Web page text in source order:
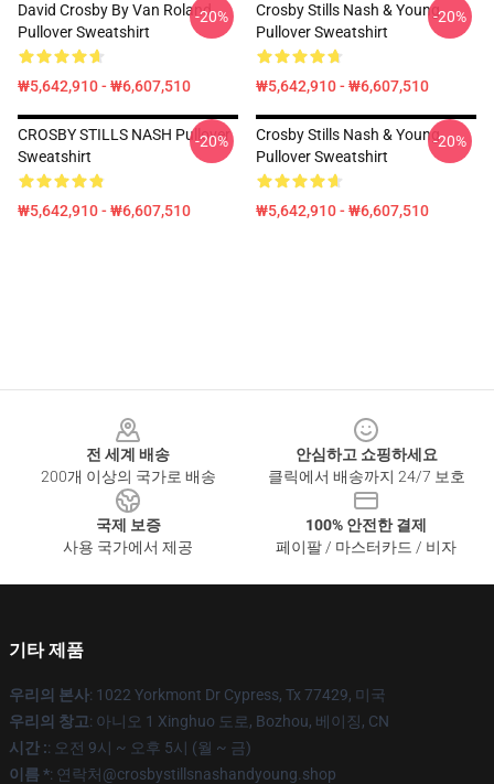
David Crosby By Van Roland
Pullover Sweatshirt
₩5,642,910 - ₩6,607,510
-20%
Crosby Stills Nash & Young
Pullover Sweatshirt
₩5,642,910 - ₩6,607,510
-20%
CROSBY STILLS NASH Pullover
Sweatshirt
₩5,642,910 - ₩6,607,510
-20%
Crosby Stills Nash & Young
Pullover Sweatshirt
₩5,642,910 - ₩6,607,510
-20%
전 세계 배송
200개 이상의 국가로 배송
안심하고 쇼핑하세요
클릭에서 배송까지 24/7 보호
국제 보증
사용 국가에서 제공
100% 안전한 결제
페이팔 / 마스터카드 / 비자
기타 제품
우리의 본사: 1022 Yorkmont Dr Cypress, Tx 77429, 미국
우리의 창고: 아니오 1 Xinghuo 도로, Bozhou, 베이징, CN
시간 :: 오전 9시 ~ 오후 5시 (월 ~ 금)
이름 *: 연락처@crosbystillsnashandyoung.shop